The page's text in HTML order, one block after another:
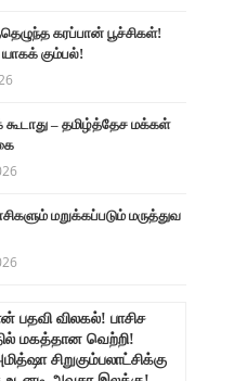
கரப்பான் பூச்சிகள்!
கும்பல்!
கூடாது – தமிழ்த்தேச மக்கள்
மறுக்கப்படும் மருத்துவ
பதவி விலகல்! பாசிச
மகத்தான வெற்றி!
சிறுகும்பலாட்சிக்கு